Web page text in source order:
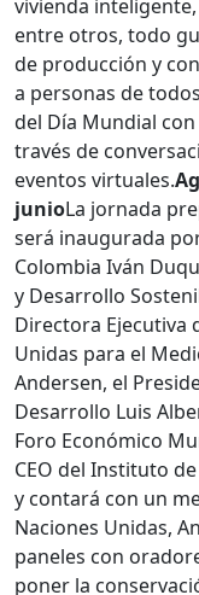
vivienda
entre otros, todo
de producción y
a personas de
del Día Mundial
través de
eventos virtuales.
junioLa jornada
será inaugurada
Colombia Iván
y Desarrollo
Directora Ejecutiva
Unidas para el
Andersen, el
Desarrollo Luis
Foro Económico
CEO del Instituto
y contará con un
Naciones Unidas,
paneles con
poner la